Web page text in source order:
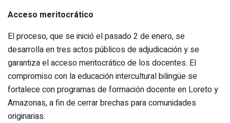
Acceso meritocrático
El proceso, que se inició el pasado 2 de enero, se
desarrolla en tres actos públicos de adjudicación y se
garantiza el acceso meritocrático de los docentes. El
compromiso con la educación intercultural bilingüe se
fortalece con programas de formación docente en Loreto y
Amazonas, a fin de cerrar brechas para comunidades
originarias.